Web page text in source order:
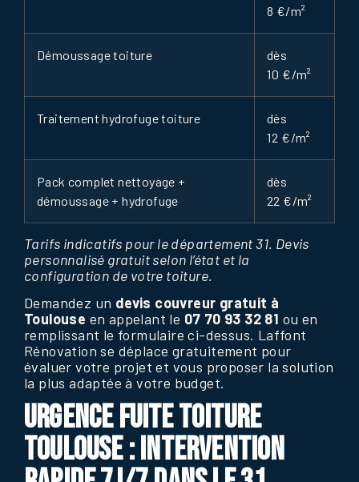
8 €/m²
Démoussage toiture
dès
10 €/m²
Traitement hydrofuge toiture
dès
12 €/m²
Pack complet nettoyage +
démoussage + hydrofuge
dès
22 €/m²
Tarifs indicatifs pour le département 31. Devis
personnalisé gratuit selon l’état et la
configuration de votre toiture.
Demandez un devis couvreur gratuit à
Toulouse en appelant le 07 70 93 32 81 ou en
remplissant le formulaire ci-dessus. Laffont
Rénovation se déplace gratuitement pour
évaluer votre projet et vous proposer la solution
la plus adaptée à votre budget.
URGENCE FUITE TOITURE
TOULOUSE : INTERVENTION